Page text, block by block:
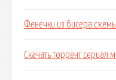
Фенечки из бисера
Скачать торрент сериал